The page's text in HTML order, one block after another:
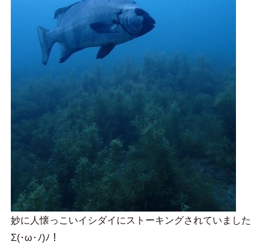
妙に人懐っこいイシダイにストーキングされていました
Σ(･ω･ﾉ)ﾉ！